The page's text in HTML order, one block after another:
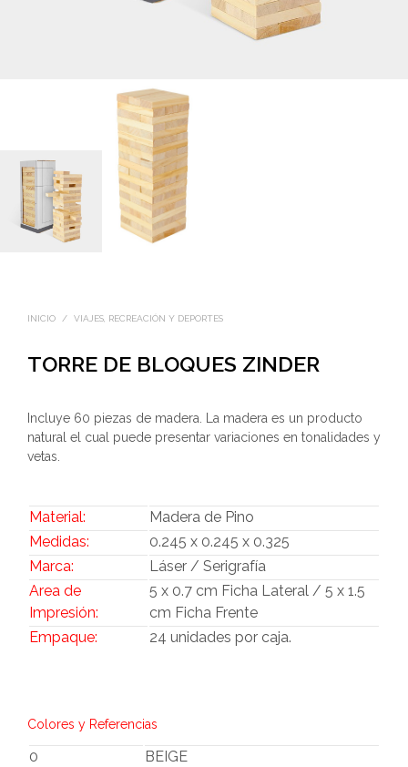
INICIO / VIAJES, RECREACIÓN Y DEPORTES
TORRE DE BLOQUES ZINDER
Incluye 60 piezas de madera. La madera es un producto
natural el cual puede presentar variaciones en tonalidades y
vetas.
Material:
Madera de Pino
Medidas:
0.245 x 0.245 x 0.325
Marca:
Láser / Serigrafía
Area de
Impresión:
5 x 0.7 cm Ficha Lateral / 5 x 1.5
cm Ficha Frente
Empaque:
24 unidades por caja.
Colores y Referencias
0 BEIGE